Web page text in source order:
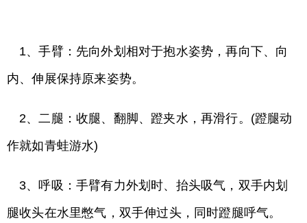
1、手臂：先向外划相对于抱水姿势，再向下、向
内、伸展保持原来姿势。
2、二腿：收腿、翻脚、蹬夹水，再滑行。(蹬腿动
作就如青蛙游水)
3、呼吸：手臂有力外划时、抬头吸气，双手内划
腿收头在水里憋气，双手伸过头，同时蹬腿呼气。